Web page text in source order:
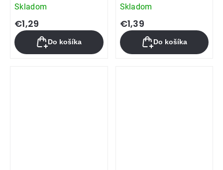
Skladom
€1,29
Do košíka
Skladom
€1,39
Do košíka